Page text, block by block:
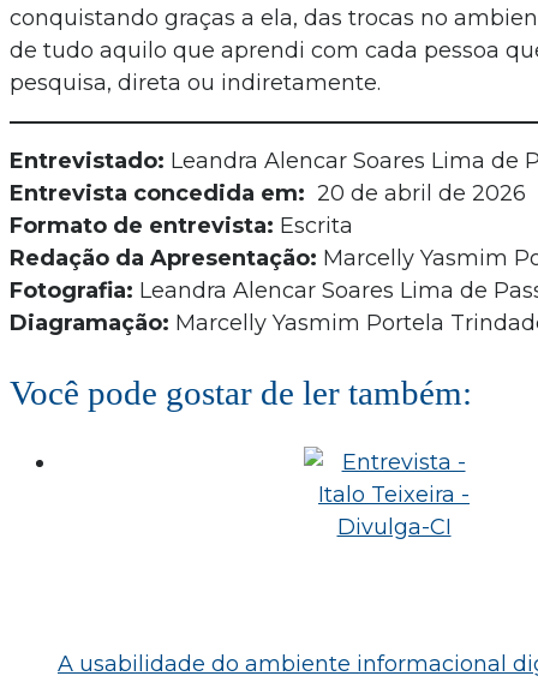
conquistando graças a ela, das trocas no
de tudo aquilo que aprendi com cada pessoa
pesquisa, direta ou indiretamente.
Entrevistado: Leandra Alencar Soares Lima de
Entrevista concedida em: 20 de abril de 2026
Formato de entrevista: Escrita
Redação da Apresentação: Marcelly Yasmim
Fotografia: Leandra Alencar Soares Lima de
Diagramação: Marcelly Yasmim Portela
Você pode gostar de ler também:
A usabilidade do ambiente informacional